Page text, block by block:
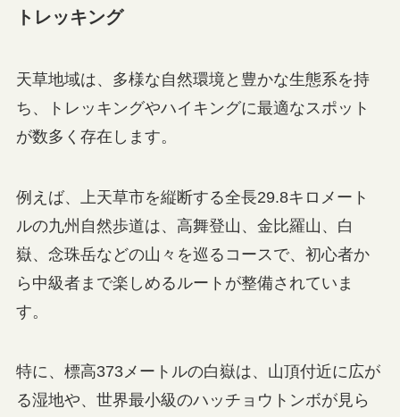
トレッキング
天草地域は、多様な自然環境と豊かな生態系を持
ち、トレッキングやハイキングに最適なスポット
が数多く存在します。
例えば、上天草市を縦断する全長29.8キロメート
ルの九州自然歩道は、高舞登山、金比羅山、白
嶽、念珠岳などの山々を巡るコースで、初心者か
ら中級者まで楽しめるルートが整備されていま
す。
特に、標高373メートルの白嶽は、山頂付近に広が
る湿地や、世界最小級のハッチョウトンボが見ら